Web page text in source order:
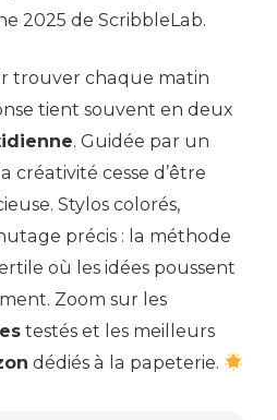
2025 de ScribbleLab.
trouver chaque matin
tient souvent en deux
. Guidée par un
créativité cesse d’être
Stylos colorés,
précis : la méthode
où les idées poussent
Zoom sur les
testés et les meilleurs
dédiés à la papeterie.